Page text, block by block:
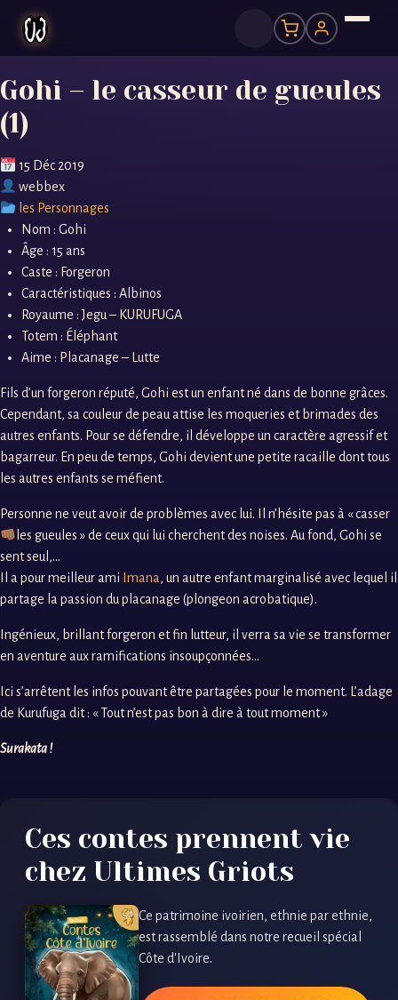
Gohi – le casseur de gueules
(1)
15 Déc 2019
webbex
les Personnages
Nom : Gohi
Âge : 15 ans
Caste : Forgeron
Caractéristiques : Albinos
Royaume : Jegu – KURUFUGA
Totem : Éléphant
Aime : Placanage – Lutte
Fils d’un forgeron réputé, Gohi est un enfant né dans de bonne grâces.
Cependant, sa couleur de peau attise les moqueries et brimades des
autres enfants. Pour se défendre, il développe un caractère agressif et
bagarreur. En peu de temps, Gohi devient une petite racaille dont tous
les autres enfants se méfient.
Personne ne veut avoir de problèmes avec lui. Il n’hésite pas à « casser
les gueules » de ceux qui lui cherchent des noises. Au fond, Gohi se
sent seul,…
Il a pour meilleur ami Imana, un autre enfant marginalisé avec lequel il
partage la passion du placanage (plongeon acrobatique).
Ingénieux, brillant forgeron et fin lutteur, il verra sa vie se transformer
en aventure aux ramifications insoupçonnées…
Ici s’arrêtent les infos pouvant être partagées pour le moment. L’adage
de Kurufuga dit : « Tout n’est pas bon à dire à tout moment »
Surakata !
Ces contes prennent vie
chez Ultimes Griots
Ce patrimoine ivoirien, ethnie par ethnie,
est rassemblé dans notre recueil spécial
Côte d'Ivoire.